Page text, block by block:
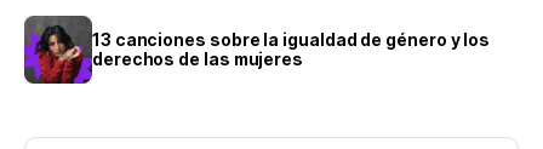
13 canciones sobre la igualdad de género y los
derechos de las mujeres